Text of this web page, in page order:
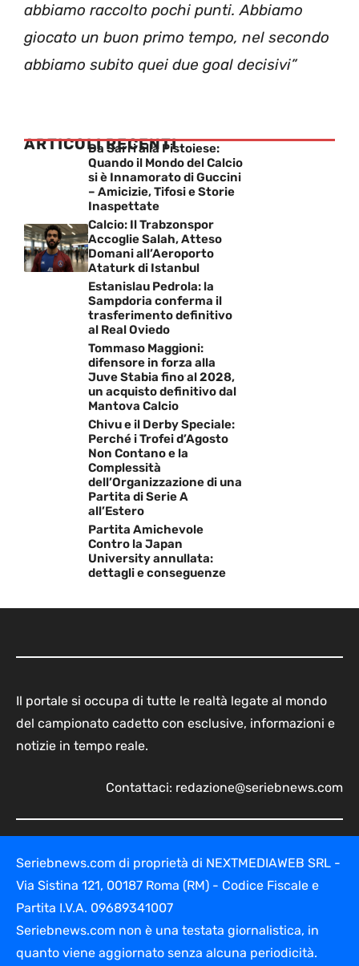
abbiamo raccolto pochi punti. Abbiamo
giocato un buon primo tempo, nel secondo
abbiamo subito quei due goal decisivi”
ARTICOLI RECENTI
Da Sarri alla Pistoiese:
Quando il Mondo del Calcio
si è Innamorato di Guccini
– Amicizie, Tifosi e Storie
Inaspettate
Calcio: Il Trabzonspor
Accoglie Salah, Atteso
Domani all’Aeroporto
Ataturk di Istanbul
Estanislau Pedrola: la
Sampdoria conferma il
trasferimento definitivo
al Real Oviedo
Tommaso Maggioni:
difensore in forza alla
Juve Stabia fino al 2028,
un acquisto definitivo dal
Mantova Calcio
Chivu e il Derby Speciale:
Perché i Trofei d’Agosto
Non Contano e la
Complessità
dell’Organizzazione di una
Partita di Serie A
all’Estero
Partita Amichevole
Contro la Japan
University annullata:
dettagli e conseguenze
Il portale si occupa di tutte le realtà legate al mondo
del campionato cadetto con esclusive, informazioni e
notizie in tempo reale.
Contattaci: redazione@seriebnews.com
Seriebnews.com di proprietà di NEXTMEDIAWEB SRL -
Via Sistina 121, 00187 Roma (RM) - Codice Fiscale e
Partita I.V.A. 09689341007
Seriebnews.com non è una testata giornalistica, in
quanto viene aggiornato senza alcuna periodicità.